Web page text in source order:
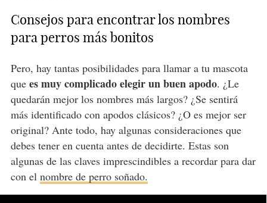
Consejos para encontrar los nombres
para perros más bonitos
Pero, hay tantas posibilidades para llamar a tu mascota
quees muy complicado elegir un buen apodo. ¿Le
quedarán mejor los nombres más largos? ¿Se sentirá
más identificado con apodos clásicos? ¿O es mejor ser
original? Ante todo, hay algunas consideraciones que
debes tener en cuenta antes de decidirte. Estas son
algunas de las claves imprescindibles a recordar para dar
con el nombre de perro soñado.